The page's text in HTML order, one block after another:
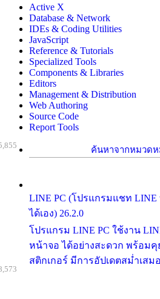
Active X
Database & Network
IDEs & Coding Utilities
JavaScript
Reference & Tutorials
Specialized Tools
Components & Libraries
Editors
Management & Distribution
Web Authoring
Source Code
Report Tools
ค้นหาจากหมวด
LINE PC (โปรแกรมแชท
ได้เอง) 26.2.0
โปรแกรม LINE PC ใช้งาน
หน้าจอ ได้อย่างสะดวก พร้อมคุ
สติกเกอร์ มีการอัปเดตสม่ำเสมอ